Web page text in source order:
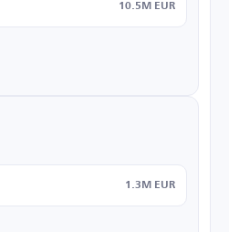
10.5M EUR
1.3M EUR